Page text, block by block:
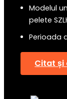
Modelul
pelete
Perioada
Citat și